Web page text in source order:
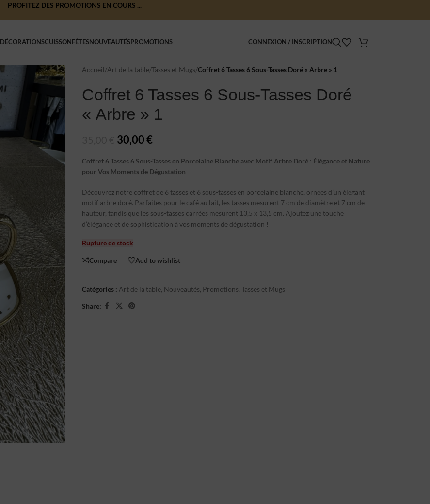
PROFITEZ DES PROMOTIONS EN COURS ...
DÉCORATIONSCUISSONFÊTESNOUVEAUTÉSPROMOTIONS CONNEXION / INSCRIPTION
Accueil/Art de la table/Tasses et Mugs/Coffret 6 Tasses 6 Sous-Tasses Doré « Arbre » 1
Coffret 6 Tasses 6 Sous-Tasses Doré
« Arbre » 1
30,00€
Coffret 6 Tasses 6 Sous-Tasses en Porcelaine Blanche avec Motif Arbre Doré : Élégance et Nature
pour Vos Moments de Dégustation
Découvrez notre coffret de 6 tasses et 6 sous-tasses en porcelaine blanche, ornées d’un élégant
motif arbre doré. Parfaites pour le café au lait, les tasses mesurent 7 cm de diamètre et 7 cm de
hauteur, tandis que les sous-tasses carrées mesurent 13,5 x 13,5 cm. Ajoutez une touche
d’élégance et de sophistication à vos moments de dégustation !
Rupture de stock
Compare Add to wishlist
Catégories : Art de la table, Nouveautés, Promotions, Tasses et Mugs
Share: